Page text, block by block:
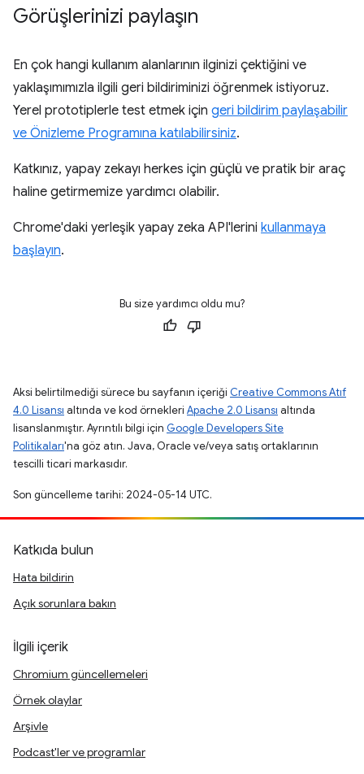
Görüşlerinizi paylaşın
En çok hangi kullanım alanlarının ilginizi çektiğini ve
yaklaşımımızla ilgili geri bildiriminizi öğrenmek istiyoruz.
Yerel prototiplerle test etmek için geri bildirim paylaşabilir
ve Önizleme Programına katılabilirsiniz.
Katkınız, yapay zekayı herkes için güçlü ve pratik bir araç
haline getirmemize yardımcı olabilir.
Chrome'daki yerleşik yapay zeka API'lerini kullanmaya
başlayın.
Bu size yardımcı oldu mu?
Aksi belirtilmediği sürece bu sayfanın içeriği Creative Commons Atıf
4.0 Lisansı altında ve kod örnekleri Apache 2.0 Lisansı altında
lisanslanmıştır. Ayrıntılı bilgi için Google Developers Site
Politikaları'na göz atın. Java, Oracle ve/veya satış ortaklarının
tescilli ticari markasıdır.
Son güncelleme tarihi: 2024-05-14 UTC.
Katkıda bulun
Hata bildirin
Açık sorunlara bakın
İlgili içerik
Chromium güncellemeleri
Örnek olaylar
Arşivle
Podcast'ler ve programlar